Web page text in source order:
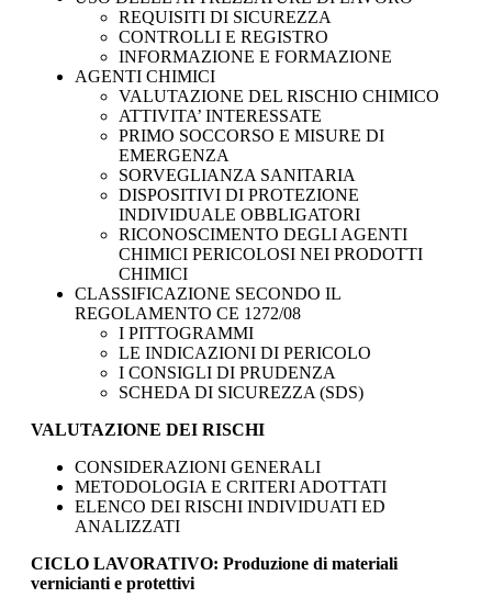
REQUISITI DI SICUREZZA
CONTROLLI E REGISTRO
INFORMAZIONE E FORMAZIONE
AGENTI CHIMICI
VALUTAZIONE DEL RISCHIO CHIMICO
ATTIVITA’ INTERESSATE
PRIMO SOCCORSO E MISURE DI
EMERGENZA
SORVEGLIANZA SANITARIA
DISPOSITIVI DI PROTEZIONE
INDIVIDUALE OBBLIGATORI
RICONOSCIMENTO DEGLI AGENTI
CHIMICI PERICOLOSI NEI PRODOTTI
CHIMICI
CLASSIFICAZIONE SECONDO IL
REGOLAMENTO CE 1272/08
I PITTOGRAMMI
LE INDICAZIONI DI PERICOLO
I CONSIGLI DI PRUDENZA
SCHEDA DI SICUREZZA (SDS)
VALUTAZIONE DEI RISCHI
CONSIDERAZIONI GENERALI
METODOLOGIA E CRITERI ADOTTATI
ELENCO DEI RISCHI INDIVIDUATI ED
ANALIZZATI
CICLO LAVORATIVO: Produzione di materiali
vernicianti e protettivi